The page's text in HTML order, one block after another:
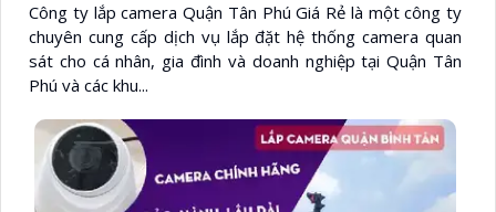
Công ty lắp camera Quận Tân Phú Giá Rẻ là một công ty
chuyên cung cấp dịch vụ lắp đặt hệ thống camera quan
sát cho cá nhân, gia đình và doanh nghiệp tại Quận Tân
Phú và các khu...